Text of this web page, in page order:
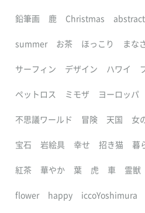
鉛筆画 鹿 Christmas abstract
summer お茶 ほっこり まな
サーフィン デザイン ハワイ
ペットロス ミモザ ヨーロッパ
不思議ワールド 冒険 天国 女
宝石 岩絵具 幸せ 招き猫 暮
紅茶 華やか 葉 虎 車 霊獣
flower happy iccoYoshimura